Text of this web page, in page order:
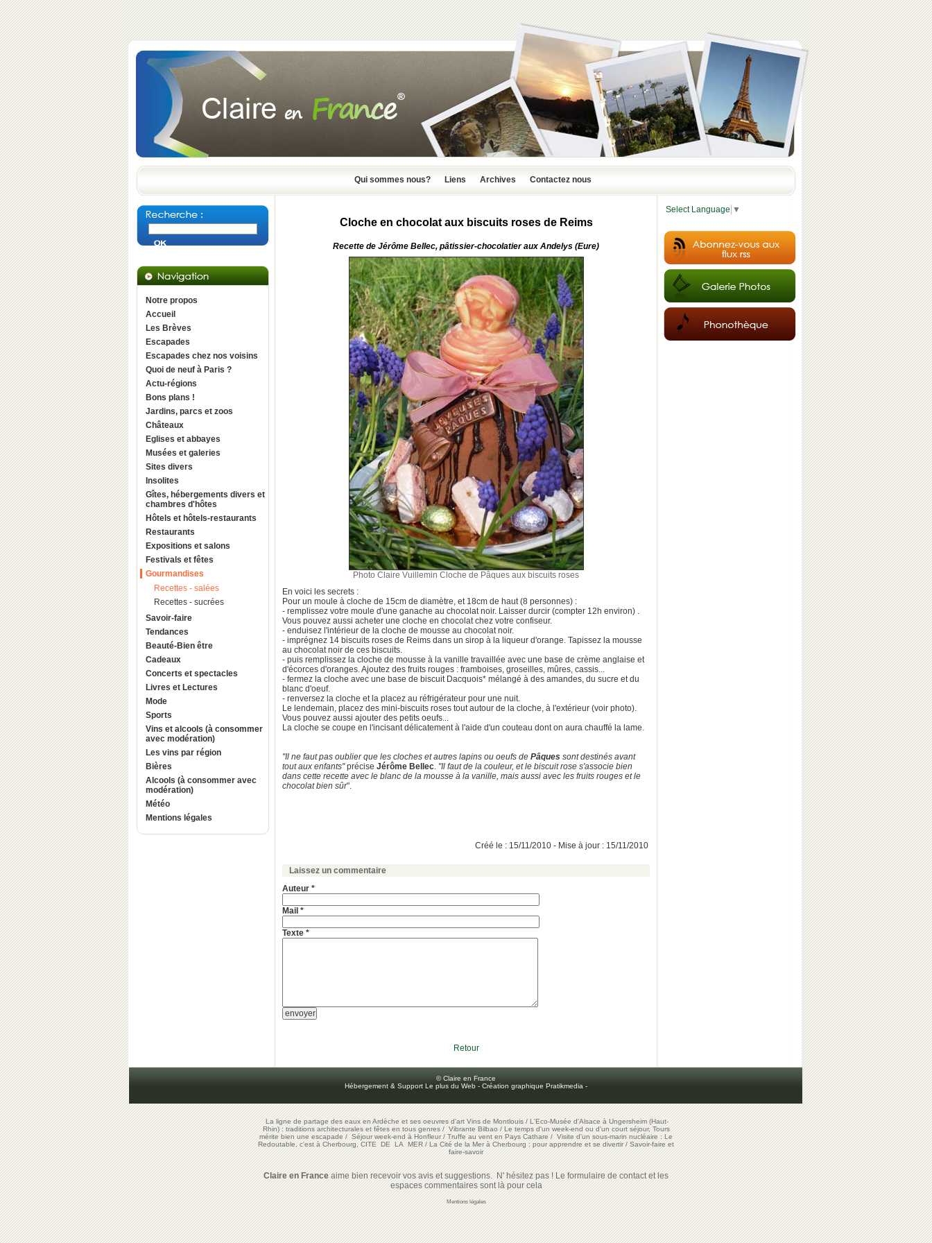
Qui sommes nous? Liens Archives Contactez nous
Notre propos
Accueil
Les Brèves
Escapades
Escapades chez nos voisins
Quoi de neuf à Paris ?
Actu-régions
Bons plans !
Jardins, parcs et zoos
Châteaux
Eglises et abbayes
Musées et galeries
Sites divers
Insolites
Gîtes, hébergements divers et
chambres d'hôtes
Hôtels et hôtels-restaurants
Restaurants
Expositions et salons
Festivals et fêtes
Gourmandises
Recettes - salées
Recettes - sucrées
Savoir-faire
Tendances
Beauté-Bien être
Cadeaux
Concerts et spectacles
Livres et Lectures
Mode
Sports
Vins et alcools (à consommer
avec modération)
Les vins par région
Bières
Alcools (à consommer avec
modération)
Météo
Mentions légales
Cloche en chocolat aux biscuits roses de Reims
Recette de Jérôme Bellec, pâtissier-chocolatier aux Andelys (Eure)
Photo Claire Vuillemin Cloche de Pâques aux biscuits roses
En voici les secrets :
Pour un moule à cloche de 15cm de diamètre, et 18cm de haut (8 personnes) :
- remplissez votre moule d'une ganache au chocolat noir. Laisser durcir (compter 12h environ) .
Vous pouvez aussi acheter une cloche en chocolat chez votre confiseur.
- enduisez l'intérieur de la cloche de mousse au chocolat noir.
- imprégnez 14 biscuits roses de Reims dans un sirop à la liqueur d'orange. Tapissez la mousse
au chocolat noir de ces biscuits.
- puis remplissez la cloche de mousse à la vanille travaillée avec une base de crème anglaise et
d'écorces d'oranges. Ajoutez des fruits rouges : framboises, groseilles, mûres, cassis...
- fermez la cloche avec une base de biscuit Dacquois* mélangé à des amandes, du sucre et du
blanc d'oeuf.
- renversez la cloche et la placez au réfrigérateur pour une nuit.
Le lendemain, placez des mini-biscuits roses tout autour de la cloche, à l'extérieur (voir photo).
Vous pouvez aussi ajouter des petits oeufs...
La cloche se coupe en l'incisant délicatement à l'aide d'un couteau dont on aura chauffé la lame.
"Il ne faut pas oublier que les cloches et autres lapins ou oeufs de Pâques sont destinés avant
tout aux enfants"précise Jérôme Bellec. "Il faut de la couleur, et le biscuit rose s'associe bien
dans cette recette avec le blanc de la mousse à la vanille, mais aussi avec les fruits rouges et le
chocolat bien sûr".
Créé le : 15/11/2010 - Mise à jour : 15/11/2010
Laissez un commentaire
Auteur *
Mail *
Texte *
Retour
Select Language ▼
© Claire en France
Hébergement & Support Le plus du Web - Création graphique Pratikmedia -
La ligne de partage des eaux en Ardèche et ses oeuvres d'art Vins de Montlouis/L'Eco-Musée d'Alsace à Ungersheim (Haut-
Rhin) : traditions architecturales et fêtes en tous genres/Vibrante Bilbao/Le temps d'un week-end ou d'un court séjour, Tours
mérite bien une escapade/Séjour week-end à Honfleur/Truffe au vent en Pays Cathare/Visite d'un sous-marin nucléaire : Le
Redoutable, c'est à Cherbourg, CITE DE LA MER/La Cité de la Mer à Cherbourg : pour apprendre et se divertir/Savoir-faire et
faire-savoir
Claire en Franceaime bien recevoir vos avis et suggestions. N' hésitez pas ! Le formulaire de contact et les
espaces commentaires sont là pour cela
Mentions légales